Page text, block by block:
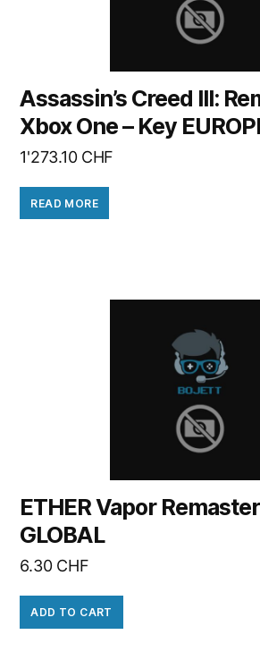
Assassin’s Creed III:
Xbox One – Key
1'273.10 CHF
READ MORE
ETHER Vapor
GLOBAL
6.30 CHF
ADD TO CART